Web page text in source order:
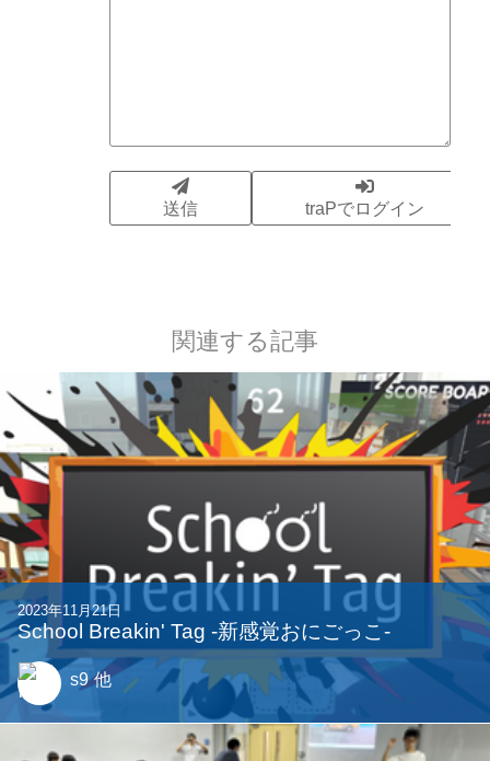
関連する記事
2023年11月21日
School Breakin' Tag -新感覚おにごっこ-
s9 他